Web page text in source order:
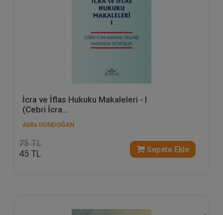
İcra ve İflas Hukuku Makaleleri - I
(Cebri İcra...
Atilla GÜNDOĞAN
75 TL
45 TL Sepete Ekle